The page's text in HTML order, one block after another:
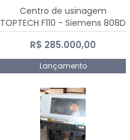
Centro de usinagem
TOPTECH F110 - Siemens 808D
Advanced
R$ 285.000,00
Lançamento